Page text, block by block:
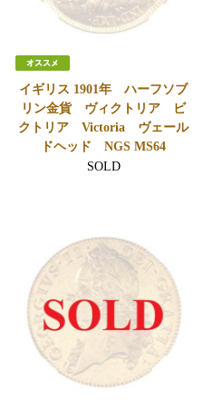
イギリス 1901年 ハーフソブ
リン金貨 ヴィクトリア ビ
クトリア Victoria ヴェール
ドヘッド NGS MS64
SOLD